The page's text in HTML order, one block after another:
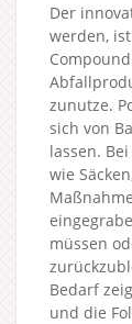
Der
werden,
zunutze.
sich von
lassen.
wie
müssen
Bedarf
und die